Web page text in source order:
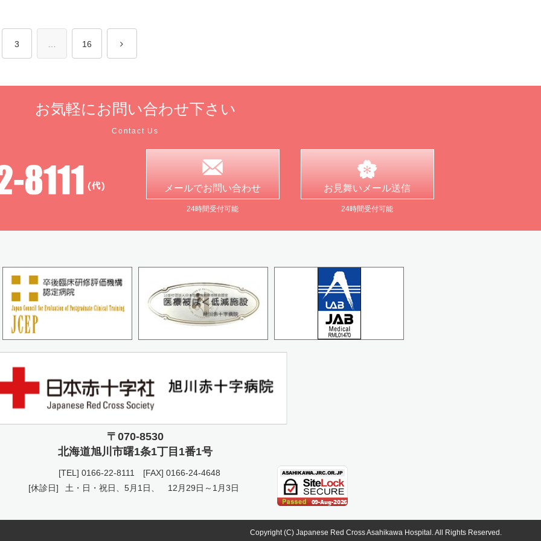
3 … 16
お気軽に お問い合わせ下さい
Contact Us
メールでお問い合わせ
24時間受付可能
お見舞い メール送信
24時間受付可能
〒070-8530
北海道旭川市曙1条1丁目1番1号
[TEL] 0166-22-8111
[FAX] 0166-24-4648
[休診日]
土・日・祝日、5月1日、 12月29日～1月3日
Copyright (C) Japanese Red Cross Asahikawa Hospital. All Rights Reserved.